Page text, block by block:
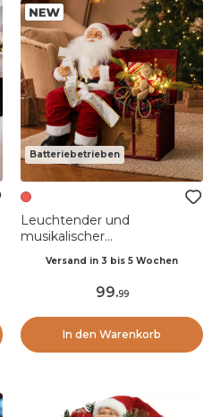
Batteriebetrieben
Leuchtender und
musikalischer
Batteriebetrieb (H52 cm)
Spielzeugtruhe
Versand in 3 bis 5 Wochen
99.99
In den Warenkorb